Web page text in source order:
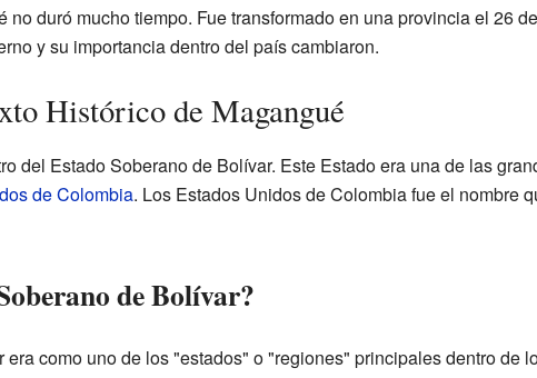
no duró mucho tiempo. Fue transformado en una provincia el 26
y su importancia dentro del país cambiaron.
Histórico de Magangué
del Estado Soberano de Bolívar. Este Estado era una de las
de Colombia. Los Estados Unidos de Colombia fue el nombre
de Bolívar?
como uno de los "estados" o "regiones" principales dentro de